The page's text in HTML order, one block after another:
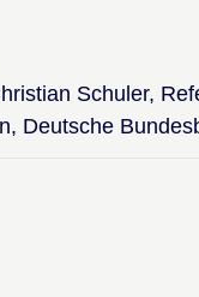
Schuler,
Deutsche